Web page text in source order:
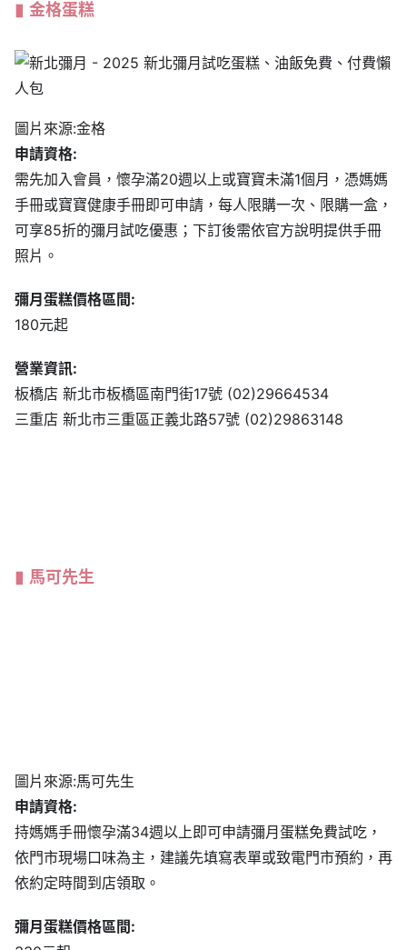
金格蛋糕
圖片來源:金格
申請資格:
需先加入會員，懷孕滿20週以上或寶寶未滿1個月，憑媽媽
手冊或寶寶健康手冊即可申請，每人限購一次、限購一盒，
可享85折的彌月試吃優惠；下訂後需依官方說明提供手冊
照片。
彌月蛋糕價格區間:
180元起
營業資訊:
板橋店 新北市板橋區南門街17號 (02)29664534
三重店 新北市三重區正義北路57號 (02)29863148
馬可先生
依門市現場口味為主，建議先填寫表單或致電門市預約，再
依約定時間到店領取。
彌月蛋糕價格區間:
330元起
實踐店